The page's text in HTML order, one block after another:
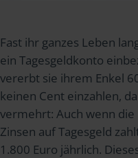
Fast ihr ganzes Leben
ein Tagesgeldkonto
vererbt sie ihrem Enkel
keinen Cent einzahlen,
vermehrt: Auch wenn
Zinsen auf Tagesgeld
1.800 Euro jährlich.